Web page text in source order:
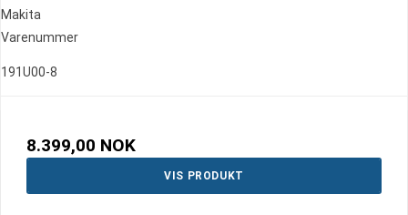
Makita
Varenummer
191U00-8
8.399,00 NOK
VIS PRODUKT